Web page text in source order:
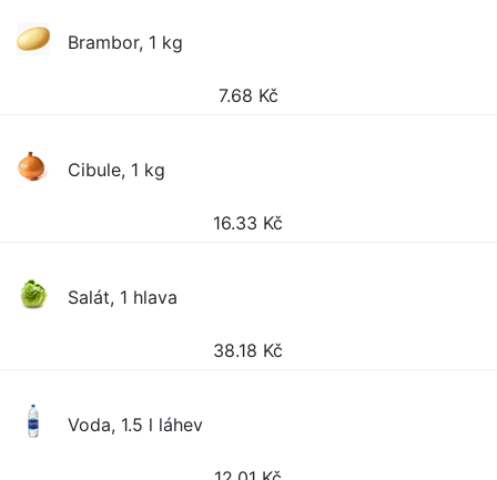
Brambor, 1 kg
7.68 Kč
Cibule, 1 kg
16.33 Kč
Salát, 1 hlava
38.18 Kč
Voda, 1.5 l láhev